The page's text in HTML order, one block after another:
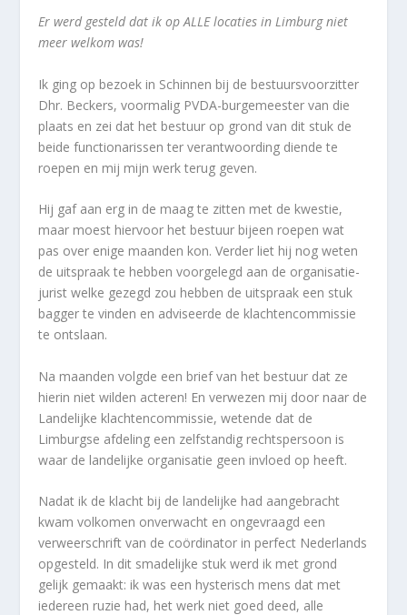
Er werd gesteld dat ik op ALLE locaties in Limburg niet
meer welkom was!
Ik ging op bezoek in Schinnen bij de bestuursvoorzitter
Dhr. Beckers, voormalig PVDA-burgemeester van die
plaats en zei dat het bestuur op grond van dit stuk de
beide functionarissen ter verantwoording diende te
roepen en mij mijn werk terug geven.
Hij gaf aan erg in de maag te zitten met de kwestie,
maar moest hiervoor het bestuur bijeen roepen wat
pas over enige maanden kon. Verder liet hij nog weten
de uitspraak te hebben voorgelegd aan de organisatie-
jurist welke gezegd zou hebben de uitspraak een stuk
bagger te vinden en adviseerde de klachtencommissie
te ontslaan.
Na maanden volgde een brief van het bestuur dat ze
hierin niet wilden acteren! En verwezen mij door naar de
Landelijke klachtencommissie, wetende dat de
Limburgse afdeling een zelfstandig rechtspersoon is
waar de landelijke organisatie geen invloed op heeft.
Nadat ik de klacht bij de landelijke had aangebracht
kwam volkomen onverwacht en ongevraagd een
verweerschrift van de coördinator in perfect Nederlands
opgesteld. In dit smadelijke stuk werd ik met grond
gelijk gemaakt: ik was een hysterisch mens dat met
iedereen ruzie had, het werk niet goed deed, alle